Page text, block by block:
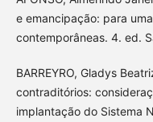
e emancipação: para
contemporâneas. 4. ed.
BARREYRO, Gladys
contraditórios:
implantação do Sistema